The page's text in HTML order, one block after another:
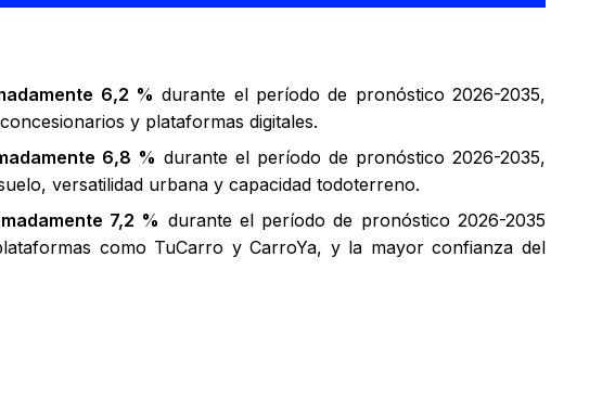
6,2 % durante el período de pronóstico 2026-2035,
y plataformas digitales.
6,8 % durante el período de pronóstico 2026-2035,
versatilidad urbana y capacidad todoterreno.
7,2 % durante el período de pronóstico 2026-2035
como TuCarro y CarroYa, y la mayor confianza del